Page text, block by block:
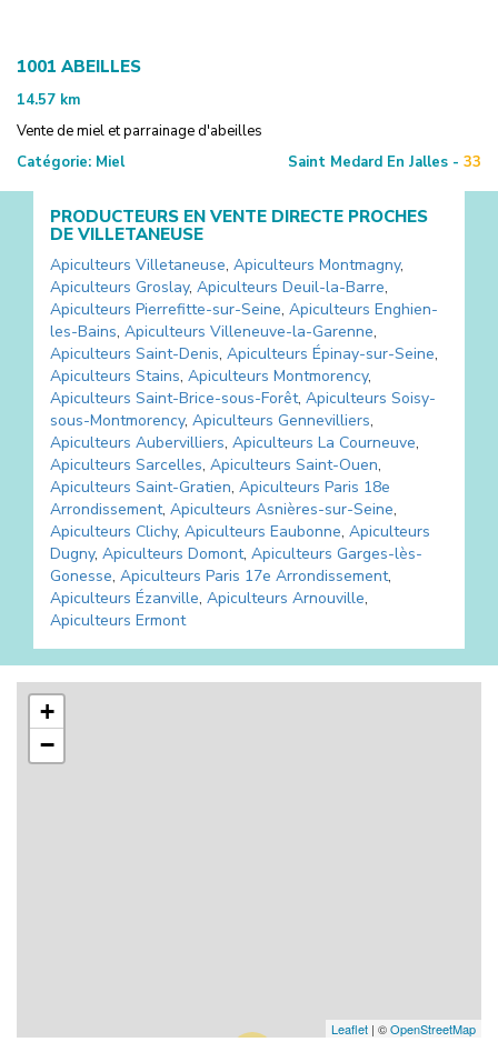
1001 ABEILLES
14.57 km
Vente de miel et parrainage d'abeilles
Catégorie: Miel Saint Medard En Jalles - 33
PRODUCTEURS EN VENTE DIRECTE PROCHES
DE VILLETANEUSE
Apiculteurs Villetaneuse, Apiculteurs Montmagny,
Apiculteurs Groslay, Apiculteurs Deuil-la-Barre,
Apiculteurs Pierrefitte-sur-Seine, Apiculteurs Enghien-
les-Bains, Apiculteurs Villeneuve-la-Garenne,
Apiculteurs Saint-Denis, Apiculteurs Épinay-sur-Seine,
Apiculteurs Stains, Apiculteurs Montmorency,
Apiculteurs Saint-Brice-sous-Forêt, Apiculteurs Soisy-
sous-Montmorency, Apiculteurs Gennevilliers,
Apiculteurs Aubervilliers, Apiculteurs La Courneuve,
Apiculteurs Sarcelles, Apiculteurs Saint-Ouen,
Apiculteurs Saint-Gratien, Apiculteurs Paris 18e
Arrondissement, Apiculteurs Asnières-sur-Seine,
Apiculteurs Clichy, Apiculteurs Eaubonne, Apiculteurs
Dugny, Apiculteurs Domont, Apiculteurs Garges-lès-
Gonesse, Apiculteurs Paris 17e Arrondissement,
Apiculteurs Ézanville, Apiculteurs Arnouville,
Apiculteurs Ermont
+
−
Leaflet | ©OpenStreetMap